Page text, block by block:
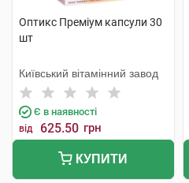
Оптикс Преміум капсули 30
шт
Київський вітамінний завод
Є в наявності
від 625.50 грн
КУПИТИ